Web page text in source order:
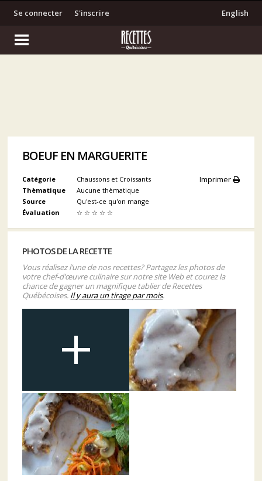
S'inscrire
Se connecter English
BOEUF EN MARGUERITE
Imprimer
Catégorie
Chaussons et Croissants
Thèmatique
Aucune thèmatique
Source
Qu'est-ce qu'on mange
Évaluation
☆ ☆ ☆ ☆ ☆
PHOTOS DE LA RECETTE
Vous réalisez l’une de nos recettes? Partagez les photos de
votre chef-d’œuvre culinaire sur notre site Web et courez la
chance de gagner un magnifique tablier de Recettes
Québécoises. Il y aura un tirage par mois.